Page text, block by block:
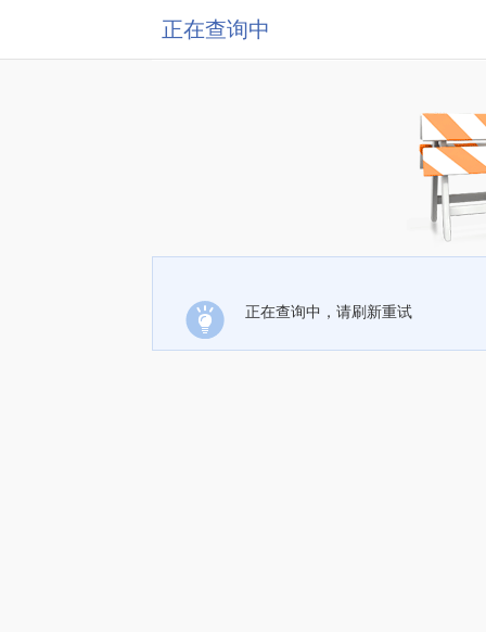
正在查询中
正在查询中，请刷新重试